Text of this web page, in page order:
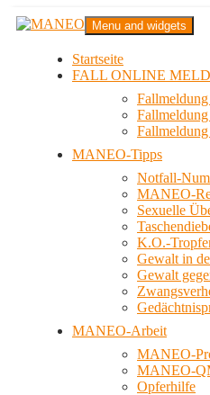
Zum
InhaltMANEO
Das schwule Anti-Gewalt-Projekt
Menu and widgets
Startseite
FALL ONLINE
MANEO-Tipps
Notfall-
MANEO-
Sexuelle
K.O.-
Gewalt in
Gewalt
MANEO-Arbeit
MANEO-
MANEO-
Opferhilfe